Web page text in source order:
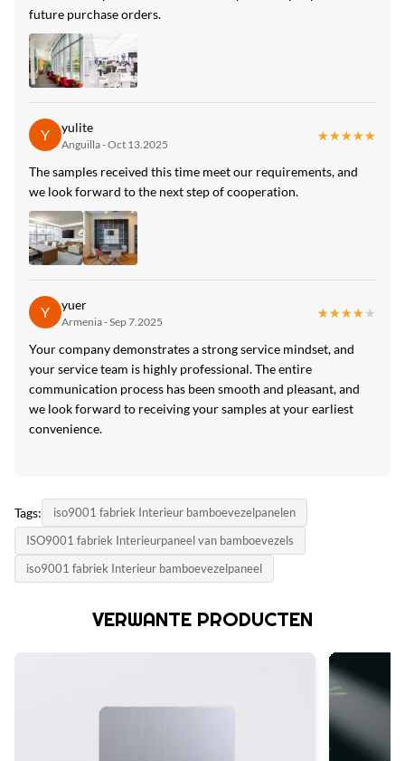
Milieubescherming Bamboehoutvezelplaat
Houten Grating Bamboehoutvezelplaat
future purchase orders.
Y yulite
Anguilla - Oct 13.2025
★★★★★
★★★★★
The samples received this time meet our requirements, and
we look forward to the next step of cooperation.
Y yuer
Armenia - Sep 7.2025
★★★★★
★★★★★
Your company demonstrates a strong service mindset, and
your service team is highly professional. The entire
communication process has been smooth and pleasant, and
we look forward to receiving your samples at your earliest
convenience.
Tags:
iso9001 fabriek Interieur bamboevezelpanelen
ISO9001 fabriek Interieurpaneel van bamboevezels
iso9001 fabriek Interieur bamboevezelpaneel
VERWANTE PRODUCTEN